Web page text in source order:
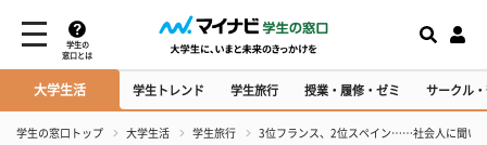
学生の
窓口とは
大学生活 学生トレンド 学生旅行 授業・履修・ゼミ サークル
学生の窓口トップ 大学生活 学生旅行 3位フランス、2位スペイン……社会人に聞い